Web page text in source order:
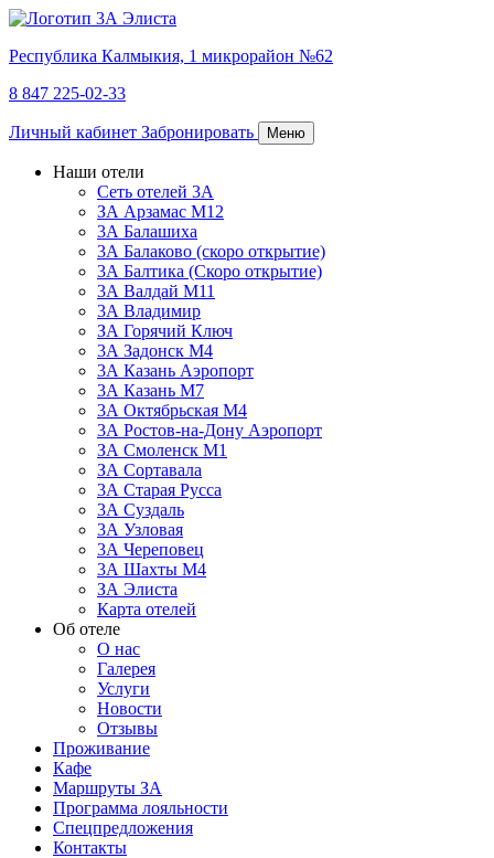
Республика Калмыкия, 1 микрорайон №62
8 847 225-02-33
Личный кабинет Забронировать Меню
Наши отели
Сеть отелей 3А
ЗА Арзамас М12
3А Балашиха
3А Балаково (скоро открытие)
3А Балтика (Скоро открытие)
3А Валдай М11
3А Владимир
ЗА Горячий Ключ
3А Задонск М4
3А Казань Аэропорт
3А Казань M7
3А Октябрьская М4
3А Ростов-на-Дону Аэропорт
ЗА Смоленск М1
ЗА Сортавала
3А Старая Русса
3А Суздаль
3А Узловая
3А Череповец
3А Шахты М4
ЗА Элиста
Карта отелей
Об отеле
О нас
Галерея
Услуги
Новости
Отзывы
Проживание
Кафе
Маршруты ЗА
Программа лояльности
Спецпредложения
Контакты